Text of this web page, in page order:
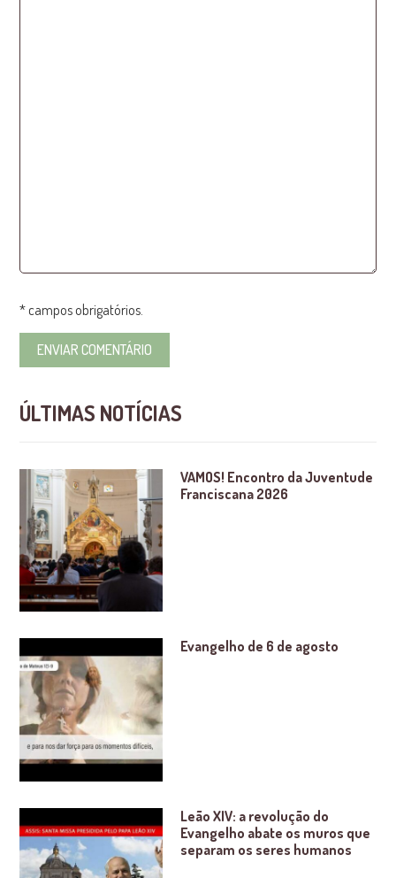
* campos obrigatórios.
ÚLTIMAS NOTÍCIAS
VAMOS! Encontro da Juventude
Franciscana 2026
Evangelho de 6 de agosto
Leão XIV: a revolução do
Evangelho abate os muros que
separam os seres humanos